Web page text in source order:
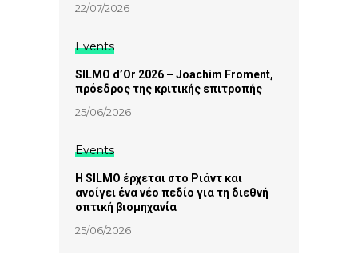
22/07/2026
Events
SILMO d’Or 2026 – Joachim Froment,
πρόεδρος της κριτικής επιτροπής
25/06/2026
Events
Η SILMO έρχεται στο Ριάντ και
ανοίγει ένα νέο πεδίο για τη διεθνή
οπτική βιομηχανία
25/06/2026